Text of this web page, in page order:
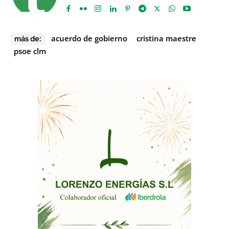
más de: acuerdo de gobierno
cristina maestre
psoe clm